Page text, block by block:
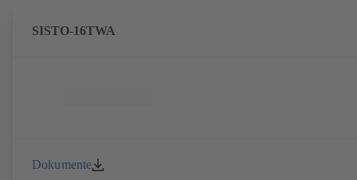
SISTO-16TWA
Dokumente